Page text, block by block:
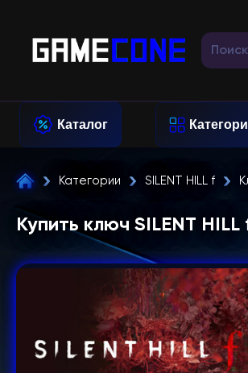
Каталог
Категории SILENT HILL f
Купить ключ SILENT HILL